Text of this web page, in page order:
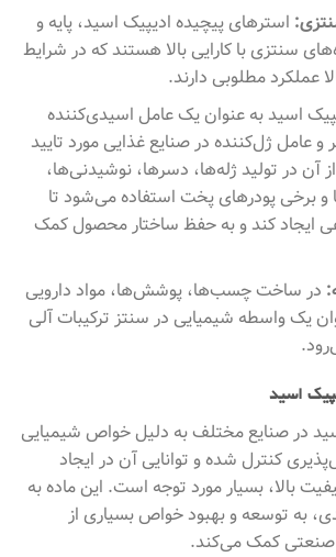
استرهای پیچیده ادیپیک اسید، پایه و
سنتزی با کارایی بالا هستند که در شرایط
عملکرد مطلوبی دارند.
اسید به عنوان یک عامل اسیدی‌کننده
و عامل ژل‌کننده در صنایع غذایی مورد تایید
آن در تولید ژله‌ها، دسرها، نوشیدنی‌ها،
و برخی پودرهای پخت استفاده می‌شود تا
ایجاد کند و به حفظ ساختار محصول کمک
در ساخت چسب‌ها، پوشش‌ها، مواد دارویی
یک واسطه شیمیایی در سنتز ترکیبات آلی
اسید
در صنایع مختلف به دلیل خواص شیمیایی
کنترل شده و توانایی آن در ایجاد
بالا، بسیار مورد توجه است. این ماده به
به توسعه و بهبود خواص بسیاری از
کمک می‌کند.